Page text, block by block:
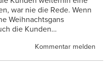
war nie die Rede. Wenn
Weihnachtsgans
die Kunden…
Kommentar melden